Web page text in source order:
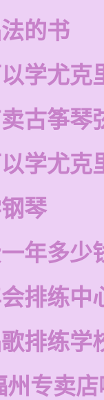
的书
学尤克
古筝琴
学尤克
琴
年多少
排练中
排练学
州专卖